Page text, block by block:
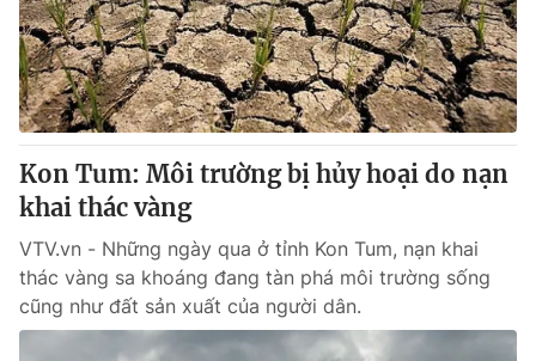
® Cấm sao chép dưới mọi hình thức nếu không có sự chấp
thông tin từ website này.
Kon Tum: Môi trường bị hủy hoại do nạn
khai thác vàng
VTV.vn - Những ngày qua ở tỉnh Kon Tum, nạn khai
thác vàng sa khoáng đang tàn phá môi trường sống
cũng như đất sản xuất của người dân.